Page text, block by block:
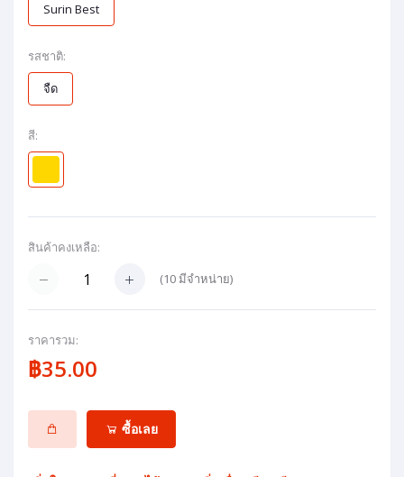
Surin Best
รสชาติ:
จืด
สี:
สินค้าคงเหลือ:
(10มีจำหน่าย)
ราคารวม:
฿35.00
ซื้อเลย